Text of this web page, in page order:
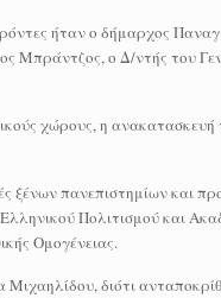
ήταν ο δήμαρχος
Μπράντζος, ο Δ/ντής του
χώρους, η
ξένων πανεπιστημίων και
Πολιτισμού και
Ομογένειας.
διότι